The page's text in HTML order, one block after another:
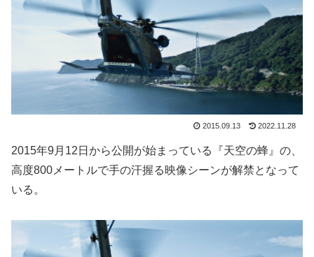
2015.09.13 2022.11.28
2015年9月12日から公開が始まっている『天空の蜂』の、
高度800メートルで手の汗握る映像シーンが解禁となって
いる。